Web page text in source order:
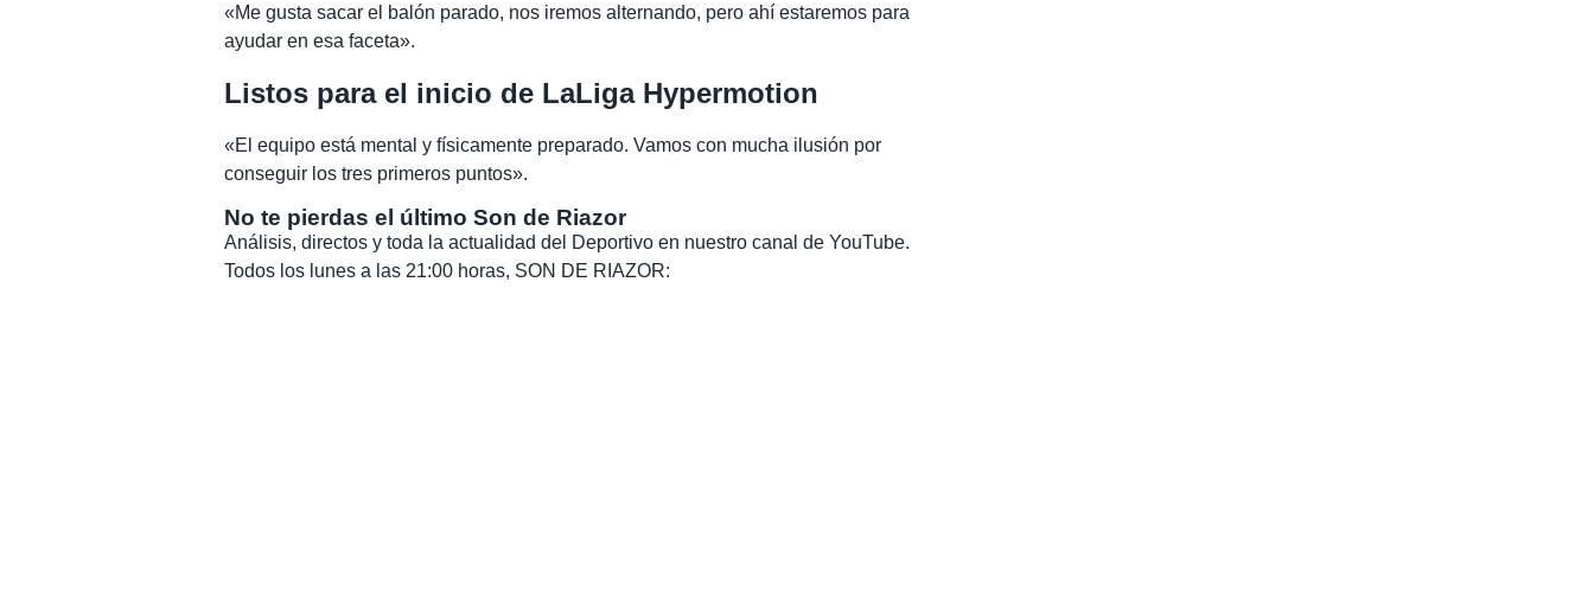
«Me gusta sacar el balón parado, nos iremos alternando, pero ahí estaremos para
ayudar en esa faceta».
Listos para el inicio de LaLiga Hypermotion
«El equipo está mental y físicamente preparado. Vamos con mucha ilusión por
conseguir los tres primeros puntos».
No te pierdas el último Son de Riazor
Análisis, directos y toda la actualidad del Deportivo en nuestro canal de YouTube.
Todos los lunes a las 21:00 horas, SON DE RIAZOR: